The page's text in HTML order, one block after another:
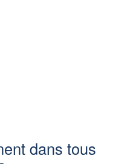
dans tous